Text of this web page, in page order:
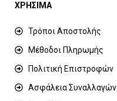
ΧΡΗΣΙΜΑ
Τρόποι Αποστολής
Μέθοδοι Πληρωμής
Πολιτική Επιστροφών
Ασφάλεια Συναλλαγών